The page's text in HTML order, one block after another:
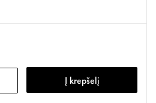
Į krepšelį